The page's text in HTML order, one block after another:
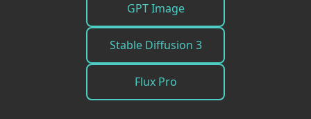
GPT Image
Stable Diffusion 3
Flux Pro